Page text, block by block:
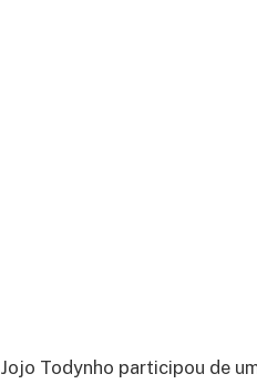
Jojo Todynho participou de